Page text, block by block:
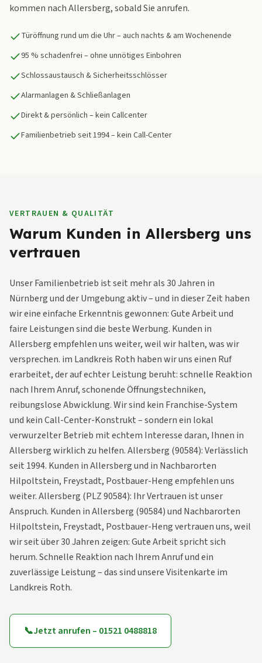
kommen nach Allersberg, sobald Sie anrufen.
Türöffnung rund um die Uhr – auch nachts & am Wochenende
95 % schadenfrei – ohne unnötiges Einbohren
Schlossaustausch & Sicherheitsschlösser
Alarmanlagen & Schließanlagen
Direkt & persönlich – kein Callcenter
Familienbetrieb seit 1994 – kein Call-Center
VERTRAUEN & QUALITÄT
Warum Kunden in Allersberg uns
vertrauen
Unser Familienbetrieb ist seit mehr als 30 Jahren in
Nürnberg und der Umgebung aktiv – und in dieser Zeit haben
wir eine einfache Erkenntnis gewonnen: Gute Arbeit und
faire Leistungen sind die beste Werbung. Kunden in
Allersberg empfehlen uns weiter, weil wir halten, was wir
versprechen. im Landkreis Roth haben wir uns einen Ruf
erarbeitet, der auf echter Leistung beruht: schnelle Reaktion
nach Ihrem Anruf, schonende Öffnungstechniken,
reibungslose Abwicklung. Wir sind kein Franchise-System
und kein Call-Center-Konstrukt – sondern ein lokal
verwurzelter Betrieb mit echtem Interesse daran, Ihnen in
Allersberg wirklich zu helfen. Allersberg (90584): Verlässlich
seit 1994. Kunden in Allersberg und in Nachbarorten
Hilpoltstein, Freystadt, Postbauer-Heng empfehlen uns
weiter. Allersberg (PLZ 90584): Ihr Vertrauen ist unser
Anspruch. Kunden in Allersberg (90584) und Nachbarorten
Hilpoltstein, Freystadt, Postbauer-Heng vertrauen uns, weil
wir seit über 30 Jahren zeigen: Gute Arbeit spricht sich
herum. Schnelle Reaktion nach Ihrem Anruf und ein
zuverlässige Leistung – das sind unsere Visitenkarte im
Landkreis Roth.
📞Jetzt anrufen – 01521 0488818